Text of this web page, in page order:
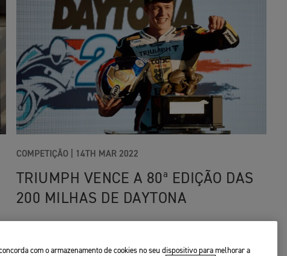
COMPETIÇÃO| 14TH MAR 2022
TRIUMPH VENCE A 80ª EDIÇÃO DAS
200 MILHAS DE DAYTONA
com o armazenamento de cookies no seu dispositivo para melhorar a